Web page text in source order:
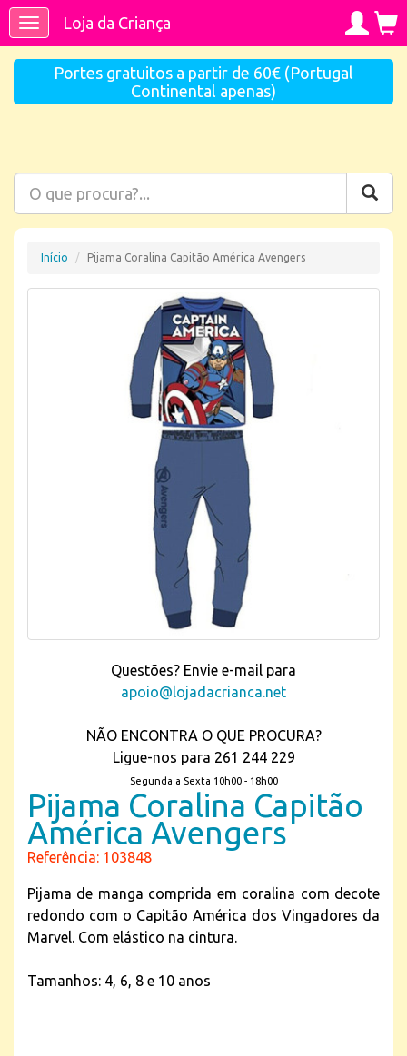
ToggleLoja da Criança
Portes gratuitos a partir de 60€ (Portugal
Continental apenas)
Início Pijama Coralina Capitão América Avengers
Questões? Envie e-mail para
apoio@lojadacrianca.net
NÃO ENCONTRA O QUE PROCURA?
Ligue-nos para 261 244 229
Segunda a Sexta 10h00 - 18h00
Pijama Coralina Capitão
América Avengers
Referência: 103848
Pijama de manga comprida em coralina com decote
redondo com o Capitão América dos Vingadores da
Marvel. Com elástico na cintura.
Tamanhos: 4, 6, 8 e 10 anos